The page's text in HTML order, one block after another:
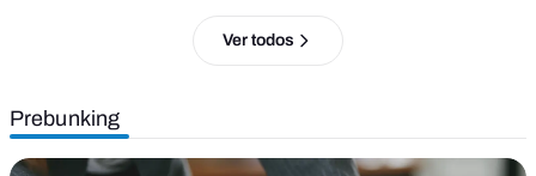
Ver todos
Prebunking